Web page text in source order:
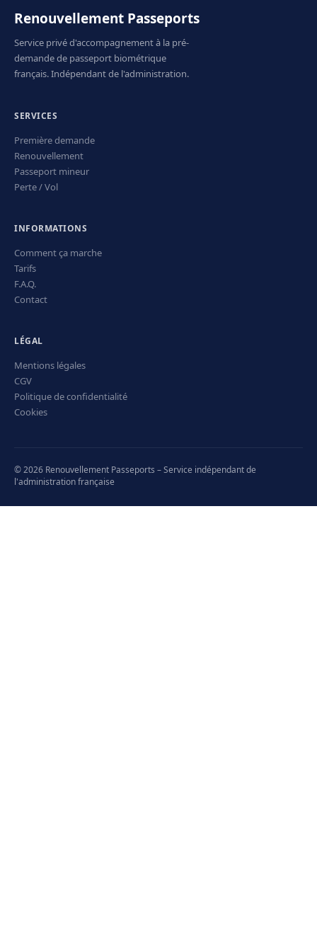
Renouvellement Passeports
Service privé d'accompagnement à la pré-
demande de passeport biométrique
français. Indépendant de l'administration.
SERVICES
Première demande
Renouvellement
Passeport mineur
Perte / Vol
INFORMATIONS
Comment ça marche
Tarifs
F.A.Q.
Contact
LÉGAL
Mentions légales
CGV
Politique de confidentialité
Cookies
© 2026 Renouvellement Passeports – Service indépendant de
l'administration française